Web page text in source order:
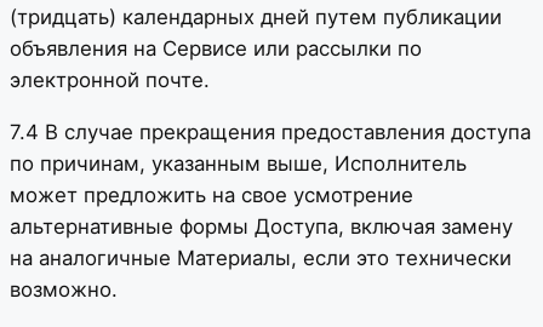
(тридцать) календарных дней путем публикации
объявления на Сервисе или рассылки по
электронной почте.
7.4 В случае прекращения предоставления доступа
по причинам, указанным выше, Исполнитель
может предложить на свое усмотрение
альтернативные формы Доступа, включая замену
на аналогичные Материалы, если это технически
возможно.